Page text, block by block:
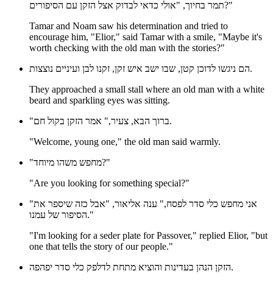
תמר בחיוך, "אולי כדאי לבדוק אצל הזקן עם הסיפורים?"
Tamar and Noam saw his determination and tried to
encourage him, "Elior," said Tamar with a smile, "Maybe it's
worth checking with the old man with the stories?"
הם ניגשו לדוכן קטן, שבו ישב איש זקן, זקנו לבן ועיניים נוצצות.
They approached a small stall where an old man with a white
beard and sparkling eyes was sitting.
"ברוך הבא, צעיר," אמר הזקן בקול חם.
"Welcome, young one," the old man said warmly.
"מחפש משהו מיוחד?"
"Are you looking for something special?"
"אני מחפש כלי סדר לפסח," ענה אליאור, "אבל כזה שיספר את
הסיפור של עמנו."
"I'm looking for a seder plate for Passover," replied Elior, "but
one that tells the story of our people."
הזקן הנהן בעדינות והוציא מתחת לדלפק כלי סדר יפהפה.